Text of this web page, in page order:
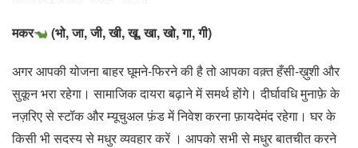
मकर (भो, जा, जी, खी, खू, खा, खो, गा, गी)
अगर आपकी योजना बाहर घूमने-फिरने की है तो आपका वक़्त हँसी-ख़ुशी और
सुकून भरा रहेगा। सामाजिक दायरा बढ़ाने में समर्थ होंगे। दीर्घावधि मुनाफ़े के
नज़रिए से स्टॉक और म्यूचुअल फ़ंड में निवेश करना फ़ायदेमंद रहेगा। घर के
किसी भी सदस्य से मधुर व्यवहार करें । आपको सभी से मधुर बातचीत करने